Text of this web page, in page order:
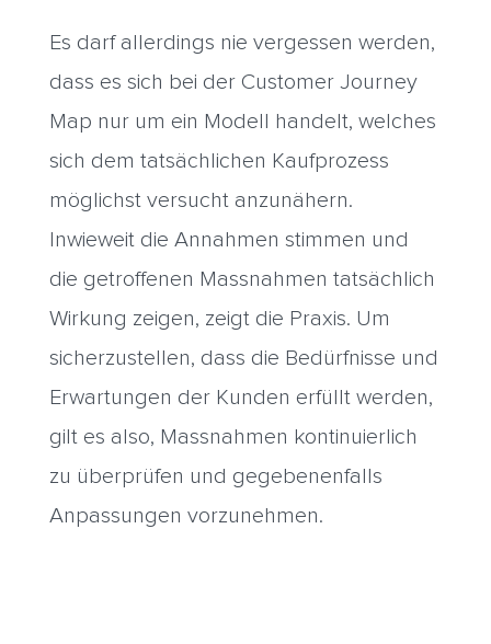
Es darf allerdings nie vergessen werden,
dass es sich bei der Customer Journey
Map nur um ein Modell handelt, welches
sich dem tatsächlichen Kaufprozess
möglichst versucht anzunähern.
Inwieweit die Annahmen stimmen und
die getroffenen Massnahmen tatsächlich
Wirkung zeigen, zeigt die Praxis. Um
sicherzustellen, dass die Bedürfnisse und
Erwartungen der Kunden erfüllt werden,
gilt es also, Massnahmen kontinuierlich
zu überprüfen und gegebenenfalls
Anpassungen vorzunehmen.